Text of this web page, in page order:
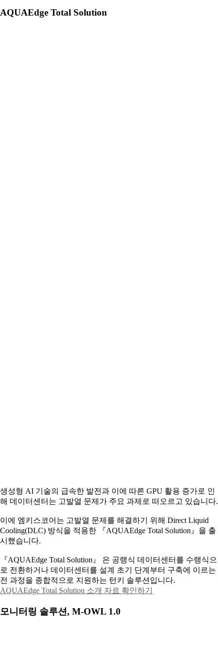
AQUAEdge Total Solution
생성형 AI 기술의 급속한 발전과 이에 따른 GPU 활용 증가로 인
해 데이터센터는 고발열 문제가 주요 과제로 떠오르고 있습니다.
이에 엠키스코어는 고발열 문제를 해결하기 위해 Direct Liquid
Cooling(DLC) 방식을 적용한 『AQUAEdge Total Solution』을 출
시했습니다.
『AQUAEdge Total Solution』 은 공랭식 데이터센터를 수랭식으
로 전환하거나 데이터센터를 설계 초기 단계부터 구축에 이르는
전 과정을 종합적으로 지원하는 턴키 솔루션입니다.
AQUAEdge Total Solution 소개 자료 확인하기
모니터링 솔루션, M-OWL 1.0